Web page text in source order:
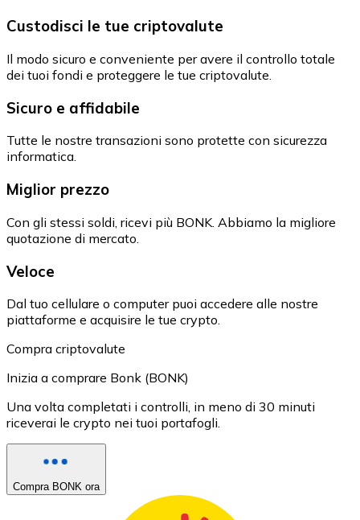
Custodisci le tue criptovalute
Il modo sicuro e conveniente per avere il controllo totale
dei tuoi fondi e proteggere le tue criptovalute.
Sicuro e affidabile
Tutte le nostre transazioni sono protette con sicurezza
informatica.
Miglior prezzo
Con gli stessi soldi, ricevi più BONK. Abbiamo la migliore
quotazione di mercato.
Veloce
Dal tuo cellulare o computer puoi accedere alle nostre
piattaforme e acquisire le tue crypto.
Compra criptovalute
Inizia a comprare Bonk (BONK)
Una volta completati i controlli, in meno di 30 minuti
riceverai le crypto nei tuoi portafogli.
Compra BONK ora